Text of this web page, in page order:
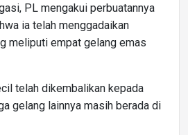
PL mengakui perbuatannya
ia telah menggadaikan
meliputi empat gelang emas
telah dikembalikan kepada
gelang lainnya masih berada di